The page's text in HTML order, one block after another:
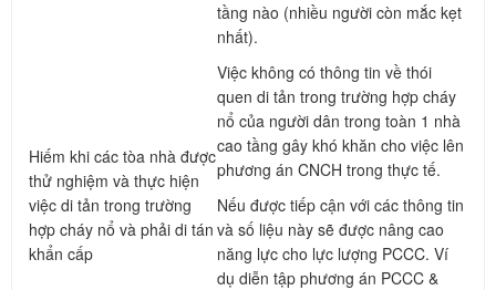
tầng nào (nhiều người còn mắc kẹt
nhất).
Hiếm khi các tòa nhà được
thử nghiệm và thực hiện
việc di tản trong trường
hợp cháy nổ và phải di tán
khẩn cấp
Việc không có thông tin về thói
quen di tản trong trường hợp cháy
nổ của người dân trong toàn 1 nhà
cao tầng gây khó khăn cho việc lên
phương án CNCH trong thực tế.
Nếu được tiếp cận với các thông tin
và số liệu này sẽ được nâng cao
năng lực cho lực lượng PCCC. Ví
dụ diễn tập phương án PCCC &